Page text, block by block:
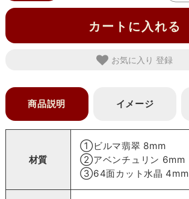
カートに入れる
お気に入り
商品説明 イメージ
材質
①ビルマ翡翠 8mm
②アベンチュリン 6mm
③64面カット水晶 4mm